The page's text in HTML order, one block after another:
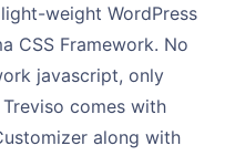
weight WordPress
CSS Framework. No
javascript, only
comes with
along with